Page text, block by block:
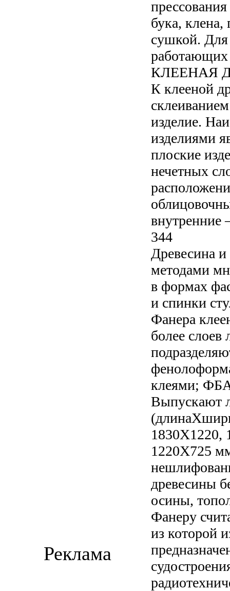
бука,
сушкой.
работающих
КЛЕЕНАЯ
К клееной
изделие.
изделиями
плоские
нечетных
344
Древесина
методами
в формах
и спинки
Фанера
более
клеями;
Выпускают
1830X1220,
1220X725
древесины
осины,
Фанеру
из которой
Реклама